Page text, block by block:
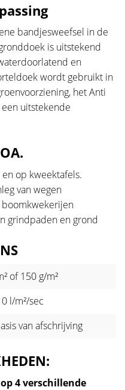
bandjesweefsel in de
is uitstekend
en
wordt gebruikt in
het Anti
uitstekende
op kweektafels.
van wegen
grindpaden en grond
of 150 g/m²
l/m²/sec
van afschrijving
4 verschillende